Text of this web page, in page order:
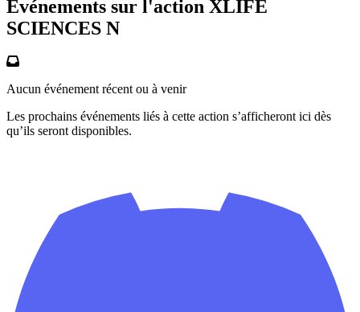
Événements sur l'action XLIFE
SCIENCES N
Aucun événement récent ou à venir
Les prochains événements liés à cette action s’afficheront ici dès
qu’ils seront disponibles.